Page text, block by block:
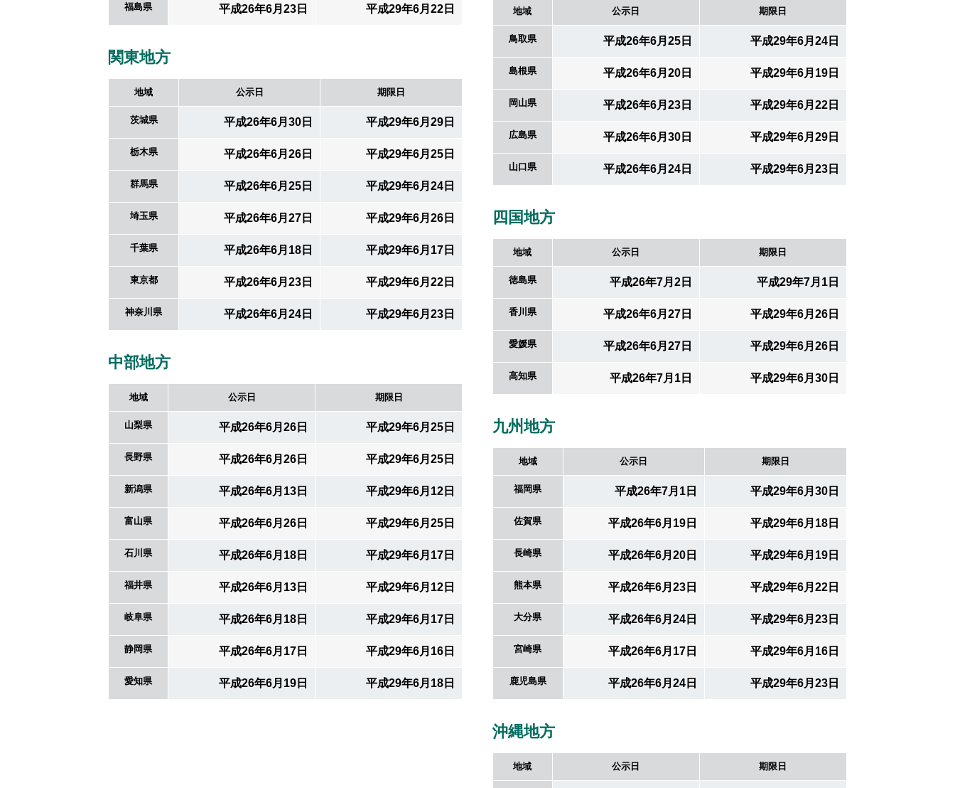
福島県 平成26年6月23日 平成29年6月22日
関東地方
地域 公示日 期限日
茨城県 平成26年6月30日 平成29年6月29日
栃木県 平成26年6月26日 平成29年6月25日
群馬県 平成26年6月25日 平成29年6月24日
埼玉県 平成26年6月27日 平成29年6月26日
千葉県 平成26年6月18日 平成29年6月17日
東京都 平成26年6月23日 平成29年6月22日
神奈川県 平成26年6月24日 平成29年6月23日
中部地方
地域 公示日 期限日
山梨県 平成26年6月26日 平成29年6月25日
長野県 平成26年6月26日 平成29年6月25日
新潟県 平成26年6月13日 平成29年6月12日
富山県 平成26年6月26日 平成29年6月25日
石川県 平成26年6月18日 平成29年6月17日
福井県 平成26年6月13日 平成29年6月12日
岐阜県 平成26年6月18日 平成29年6月17日
静岡県 平成26年6月17日 平成29年6月16日
愛知県 平成26年6月19日 平成29年6月18日
地域 公示日 期限日
鳥取県 平成26年6月25日 平成29年6月24日
島根県 平成26年6月20日 平成29年6月19日
岡山県 平成26年6月23日 平成29年6月22日
広島県 平成26年6月30日 平成29年6月29日
山口県 平成26年6月24日 平成29年6月23日
四国地方
地域 公示日 期限日
徳島県 平成26年7月2日 平成29年7月1日
香川県 平成26年6月27日 平成29年6月26日
愛媛県 平成26年6月27日 平成29年6月26日
高知県 平成26年7月1日 平成29年6月30日
九州地方
地域 公示日 期限日
福岡県 平成26年7月1日 平成29年6月30日
佐賀県 平成26年6月19日 平成29年6月18日
長崎県 平成26年6月20日 平成29年6月19日
熊本県 平成26年6月23日 平成29年6月22日
大分県 平成26年6月24日 平成29年6月23日
宮崎県 平成26年6月17日 平成29年6月16日
鹿児島県 平成26年6月24日 平成29年6月23日
沖縄地方
地域 公示日 期限日